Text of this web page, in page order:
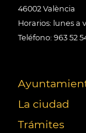
46002 València
Horarios: lunes a
Teléfono: 963 52
La ciudad
Trámites